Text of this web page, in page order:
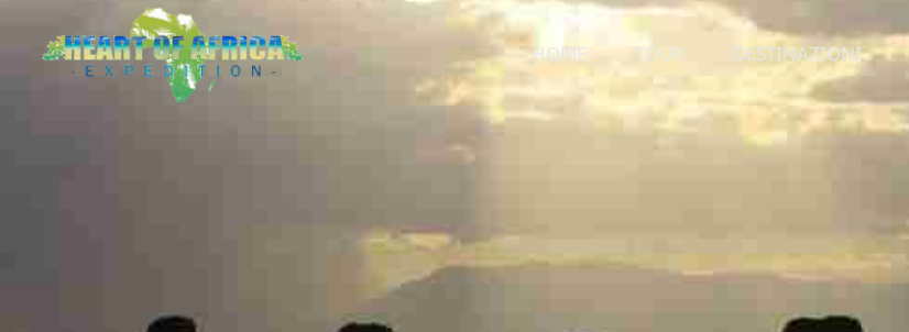
HOME TOUR DESTINAZIONI